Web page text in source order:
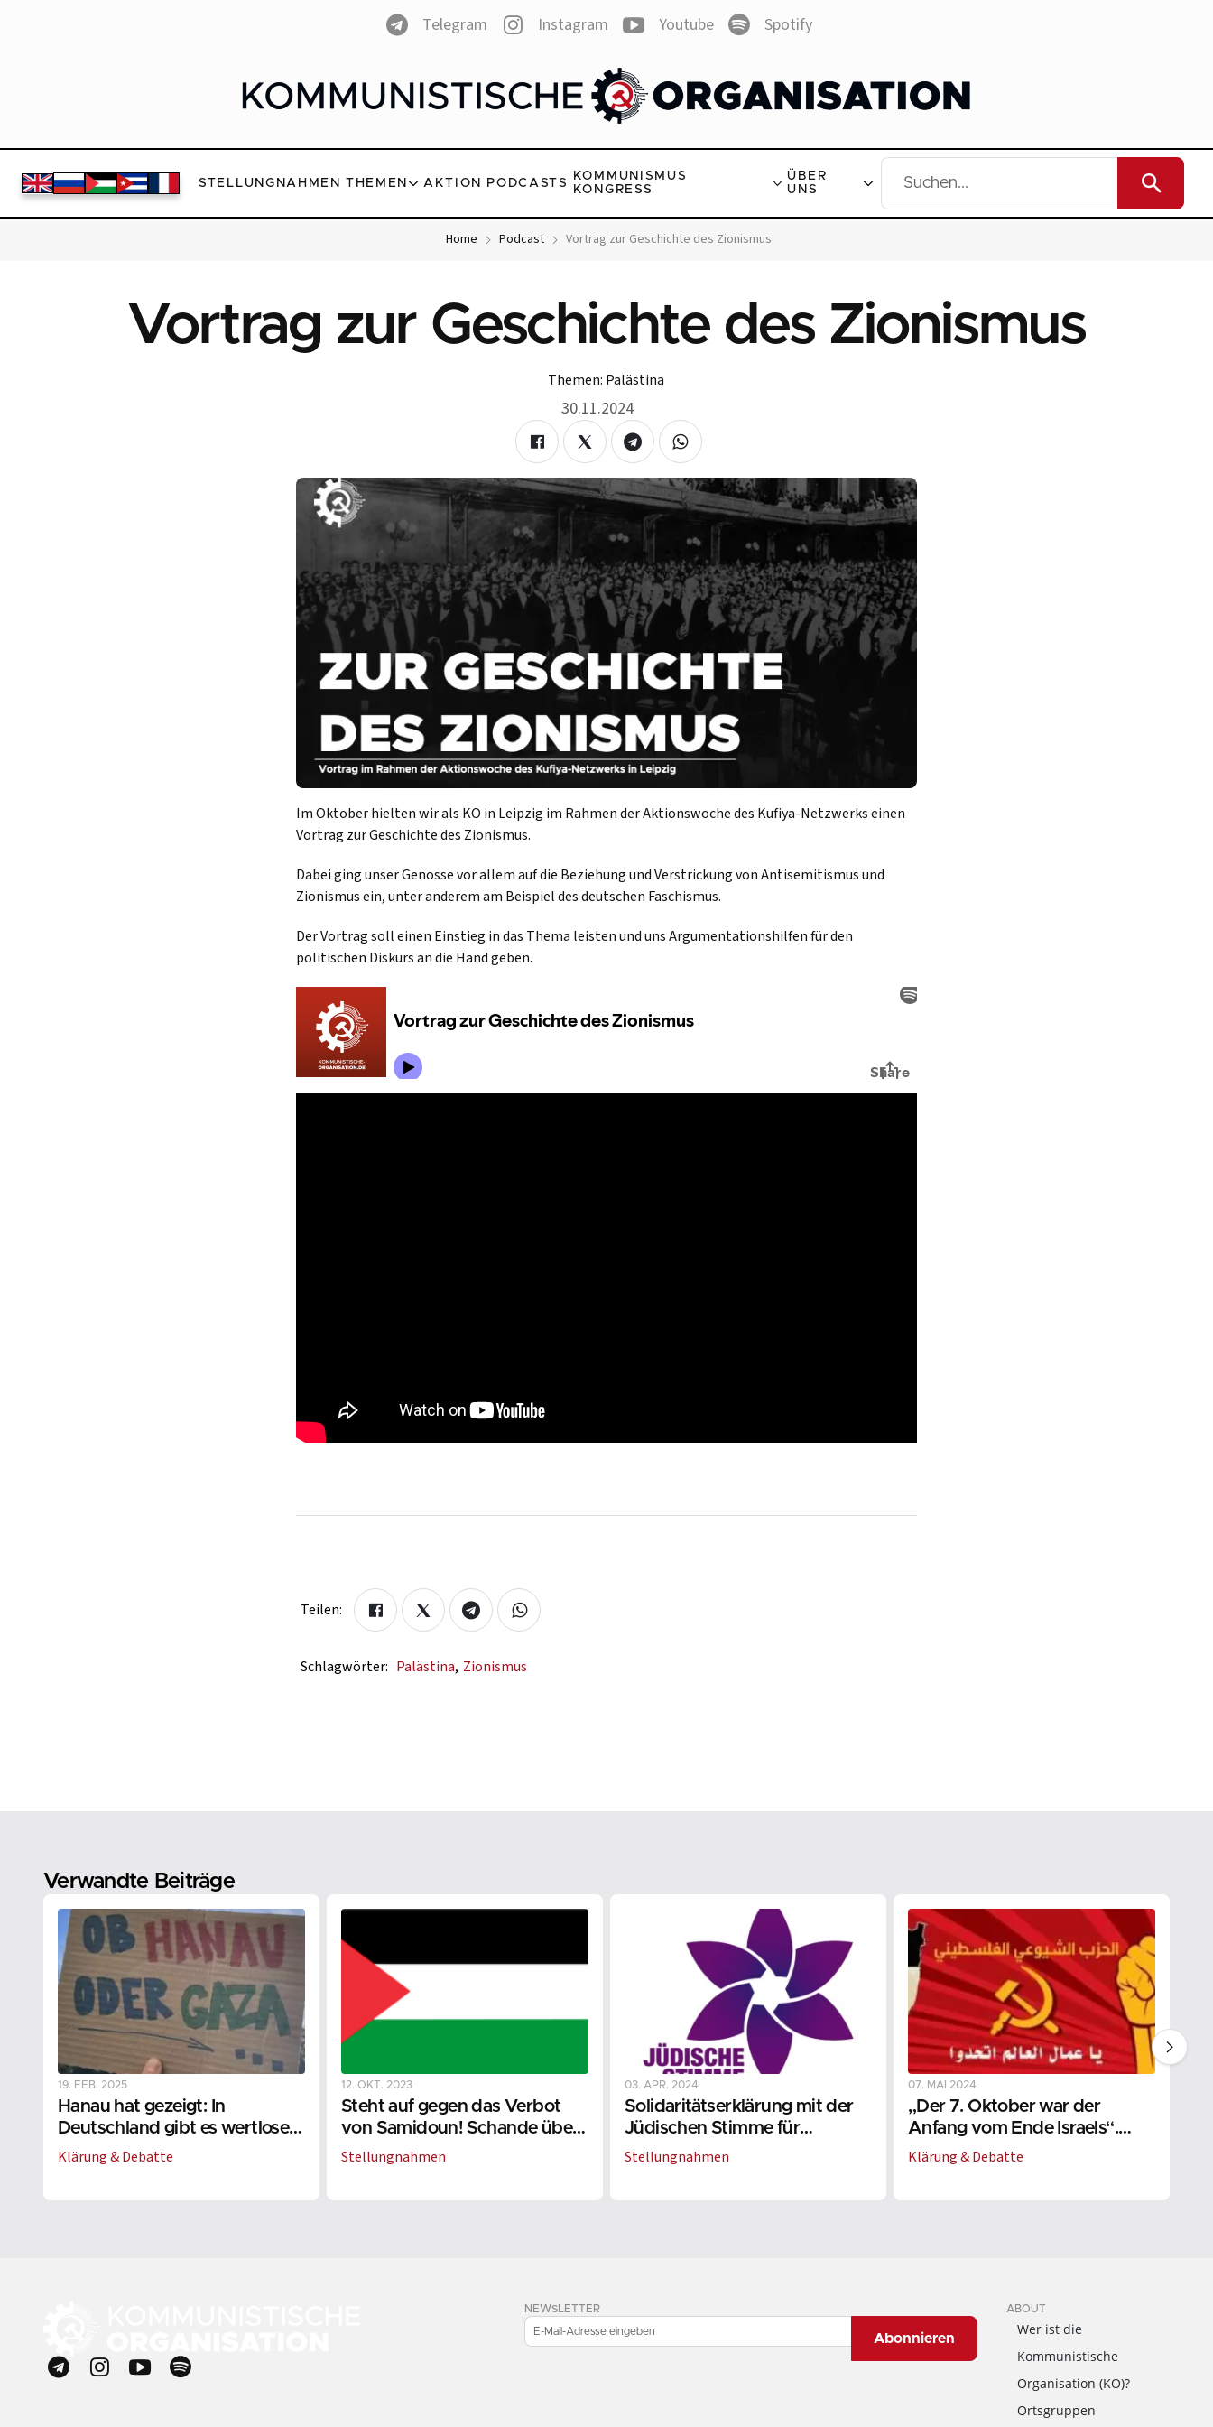
Telegram Instagram Youtube Spotify
STELLUNGNAHMEN THEMEN AKTION PODCASTS
KOMMUNISMUS
KONGRESS
ÜBER
UNS
Home Podcast Vortrag zur Geschichte des Zionismus
Vortrag zur Geschichte des Zionismus
Themen: Palästina
30.11.2024
Im Oktober hielten wir als KO in Leipzig im Rahmen der Aktionswoche des Kufiya-Netzwerks einen
Vortrag zur Geschichte des Zionismus.
Dabei ging unser Genosse vor allem auf die Beziehung und Verstrickung von Antisemitismus und
Zionismus ein, unter anderem am Beispiel des deutschen Faschismus.
Der Vortrag soll einen Einstieg in das Thema leisten und uns Argumentationshilfen für den
politischen Diskurs an die Hand geben.
Teilen:
Schlagwörter: Palästina, Zionismus
Verwandte Beiträge
19. FEB. 2025
Hanau hat gezeigt: In
Deutschland gibt es wertloses
Leben
Klärung & Debatte
12. OKT. 2023
Steht auf gegen das Verbot
von Samidoun! Schande über
den Verrat der „Roten Hilfe“
Stellungnahmen
03. APR. 2024
Solidaritätserklärung mit der
Jüdischen Stimme für
gerechten Frieden in Nahost!
Stellungnahmen
07. MAI 2024
„Der 7. Oktober war der
Anfang vom Ende Israels“.
Interview mit Anwar Khoury –
Klärung & Debatte
NEWSLETTER
Abonnieren
ABOUT
Wer ist die
Kommunistische
Organisation (KO)?
Ortsgruppen